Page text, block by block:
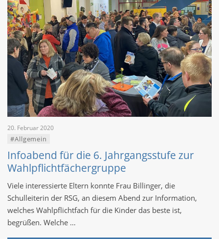
20. Februar 2020
#Allgemein
Infoabend für die 6. Jahrgangsstufe zur
Wahlpflichtfächergruppe
Viele interessierte Eltern konnte Frau Billinger, die
Schulleiterin der RSG, an diesem Abend zur Information,
welches Wahlpflichtfach für die Kinder das beste ist,
begrüßen. Welche …